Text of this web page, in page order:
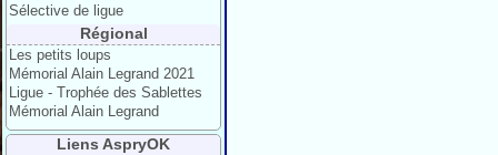
Sélective de ligue
Régional
Les petits loups
Mémorial Alain Legrand 2021
Ligue - Trophée des Sablettes
Mémorial Alain Legrand
Liens AspryOK